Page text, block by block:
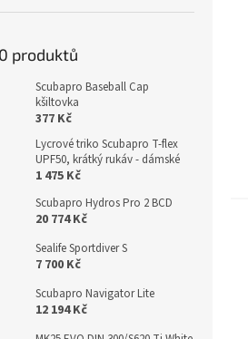
produktů
Scubapro Baseball Cap
kšiltovka
377 Kč
Lycrové triko Scubapro T-flex
UPF50, krátký rukáv - dámské
1 475 Kč
Scubapro Hydros Pro 2 BCD
20 774 Kč
Sealife Sportdiver S
7 700 Kč
Scubapro Navigator Lite
12 194 Kč